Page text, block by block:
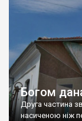
Богом
Друга частина
насиченою ніж